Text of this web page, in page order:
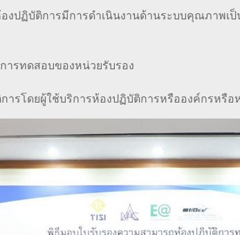
ปฏิบัติการมีการดำเนินงานด้านระบบคุณภาพเ
ารทดสอบของหน่วยรับรอง
รโดยผู้ใช้บริการห้องปฏิบัติการหรือองค์กรหรื